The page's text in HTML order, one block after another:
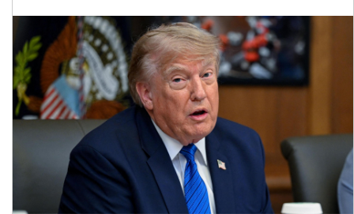
Լոռու մարզի Օձուն գյուղում կայացել է
Ազգային երաժշտության «Ճախրուկ»
ամենամյա միջազգային ներառական
6-րդ փառատոնը